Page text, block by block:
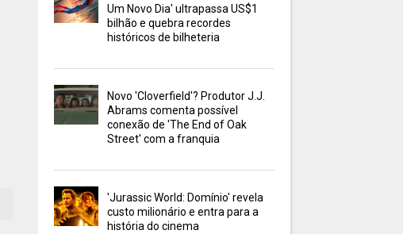
Um Novo Dia' ultrapassa US$1
bilhão e quebra recordes
históricos de bilheteria
Novo 'Cloverfield'? Produtor J.J.
Abrams comenta possível
conexão de 'The End of Oak
Street' com a franquia
'Jurassic World: Domínio' revela
custo milionário e entra para a
história do cinema